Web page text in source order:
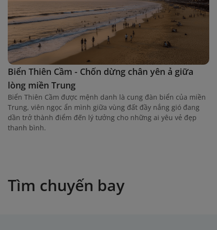
Biển Thiên Cầm - Chốn dừng chân yên ả giữa
lòng miền Trung
Biển Thiên Cầm được mệnh danh là cung đàn biển của miền
Trung, viên ngọc ẩn mình giữa vùng đất đầy nắng gió đang
dần trở thành điểm đến lý tưởng cho những ai yêu vẻ đẹp
thanh bình.
Tìm chuyến bay